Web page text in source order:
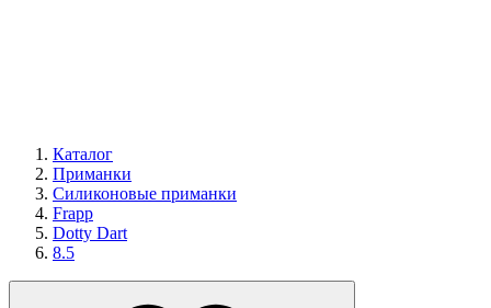
Каталог
Приманки
Силиконовые приманки
Frapp
Dotty Dart
8.5